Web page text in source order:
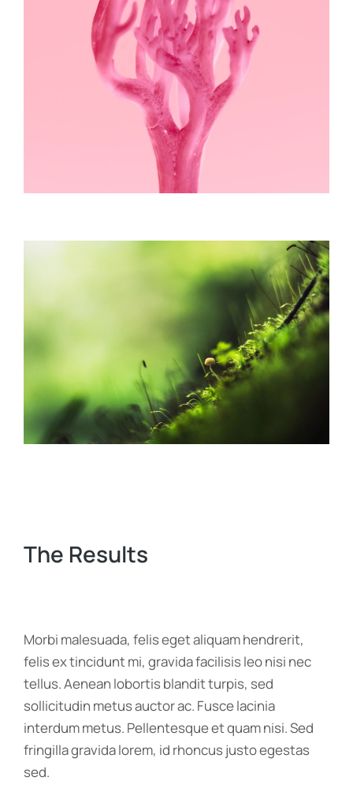
The Results
Morbi malesuada, felis eget aliquam hendrerit,
felis ex tincidunt mi, gravida facilisis leo nisi nec
tellus. Aenean lobortis blandit turpis, sed
sollicitudin metus auctor ac. Fusce lacinia
interdum metus. Pellentesque et quam nisi. Sed
fringilla gravida lorem, id rhoncus justo egestas
sed.